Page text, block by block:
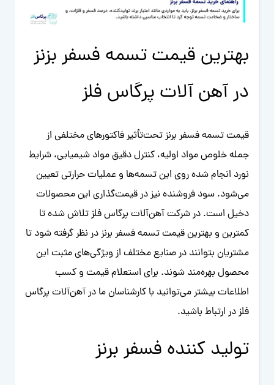
بهترین قیمت تسمه فسفر بزنز
در آهن آلات پرگاس فلز
قیمت تسمه فسفر برنز تحت‌تأثیر فاکتورهای مختلفی از
جمله خلوص مواد اولیه، کنترل دقیق مواد شیمیایی، شرایط
نورد انجام شده روی این تسمه‌ها و عملیات حرارتی تعیین
می‌شود. سود فروشنده نیز در قیمت‌گذاری این محصولات
دخیل است. در شرکت آهن‌آلات پرگاس فلز تلاش شده تا
کمترین و بهترین قیمت تسمه فسفر برنز در نظر گرفته شود تا
مشتریان بتوانند در صنایع مختلف از ویژگی‌های مثبت این
محصول بهره‌مند شوند. برای استعلام قیمت و کسب
اطلاعات بیشتر می‌توانید با کارشناسان ما در آهن‌آلات پرگاس
فلز در ارتباط باشید.
تولید کننده فسفر برنز